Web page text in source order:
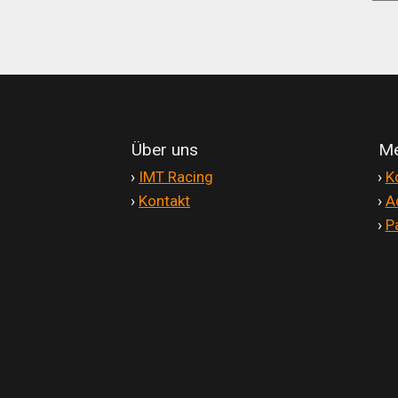
Über uns
› IMT Racing
› Kontakt
›
›
›